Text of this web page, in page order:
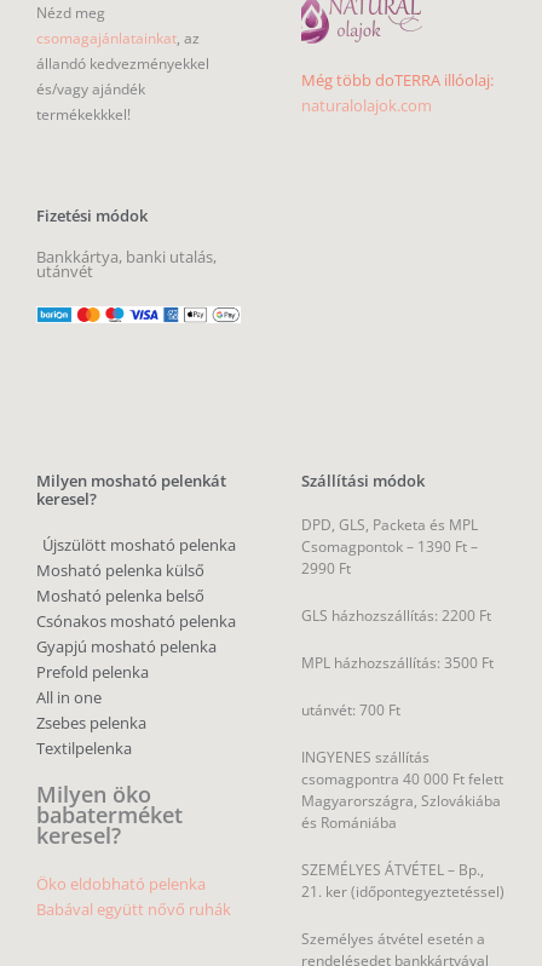
Nézd meg
csomagajánlatainkat, az
állandó kedvezményekkel
és/vagy ajándék
termékekkkel!
Fizetési módok
Bankkártya, banki utalás,
utánvét
Még több doTERRA illóolaj:
naturalolajok.com
Milyen mosható pelenkát
keresel?
Újszülött mosható pelenka
Mosható pelenka külső
Mosható pelenka belső
Csónakos mosható pelenka
Gyapjú mosható pelenka
Prefold pelenka
All in one
Zsebes pelenka
Textilpelenka
Milyen öko
babaterméket
keresel?
Öko eldobható pelenka
Babával együtt nővő ruhák
Szállítási módok
DPD, GLS, Packeta és MPL
Csomagpontok – 1390 Ft –
2990 Ft
GLS házhozszállítás: 2200 Ft
MPL házhozszállítás: 3500 Ft
utánvét: 700 Ft
INGYENES szállítás
csomagpontra 40 000 Ft felett
Magyarországra, Szlovákiába
és Romániába
SZEMÉLYES ÁTVÉTEL – Bp.,
21. ker (időpontegyeztetéssel)
Személyes átvétel esetén a
rendelésedet bankkártyával